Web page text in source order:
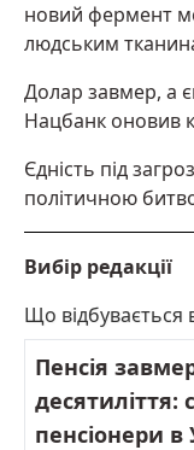
новий фермент
людським
Долар завмер, а
Нацбанк оновив
Єдність під
політичною
Вибір редакції
Що відбувається
Пенсія
десятиліття:
пенсіонери в